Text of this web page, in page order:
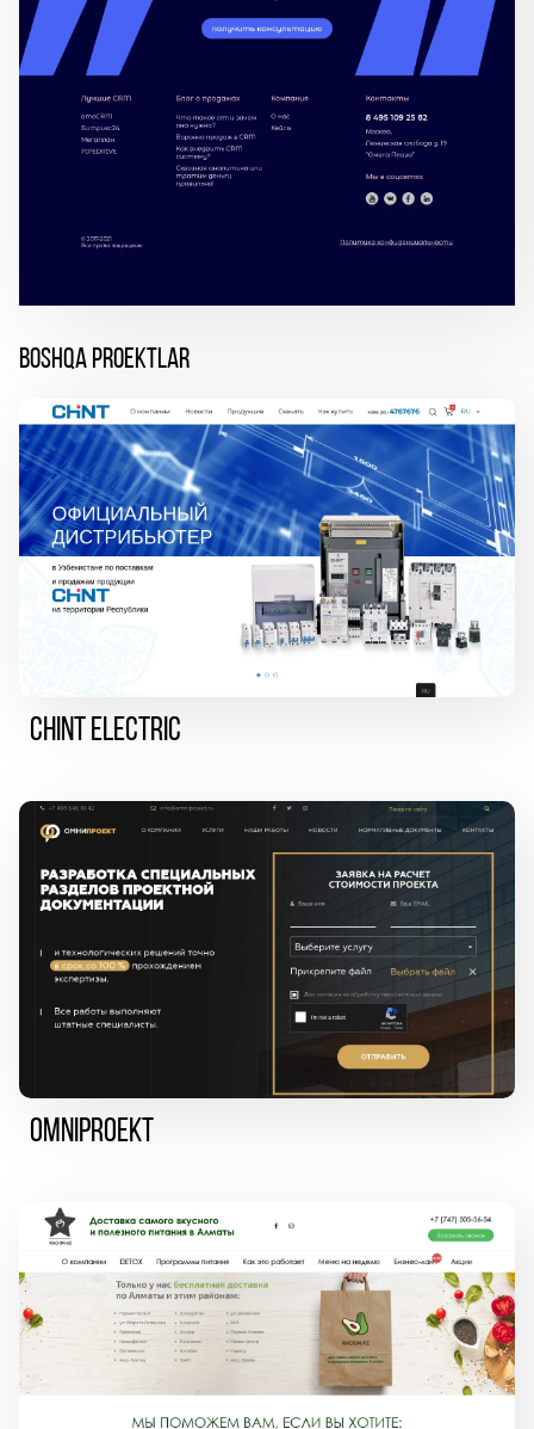
BOSHQA PROEKTLAR
CHINT ELECTRIC
Omniproekt